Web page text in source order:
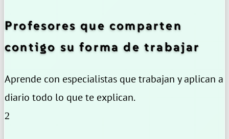
Profesores que comparten
contigo su forma de trabajar
Aprende con especialistas que trabajan y aplican a
diario todo lo que te explican.
2